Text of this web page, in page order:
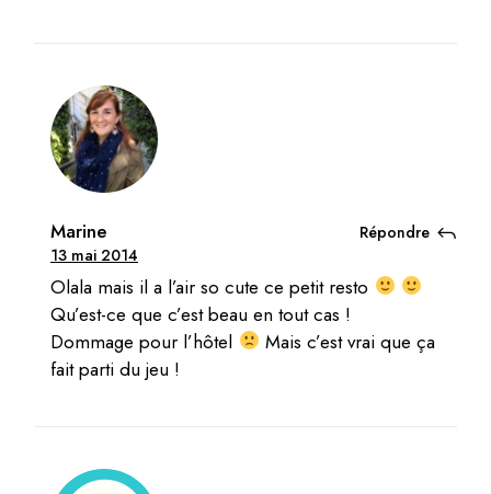
Marine
13 mai 2014
Olala mais il a l’air so cute ce petit resto
Qu’est-ce que c’est beau en tout cas !
Dommage pour l’hôtel
Mais c’est vrai que ça
fait parti du jeu !
Répondre